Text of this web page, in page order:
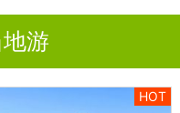
游
HOT